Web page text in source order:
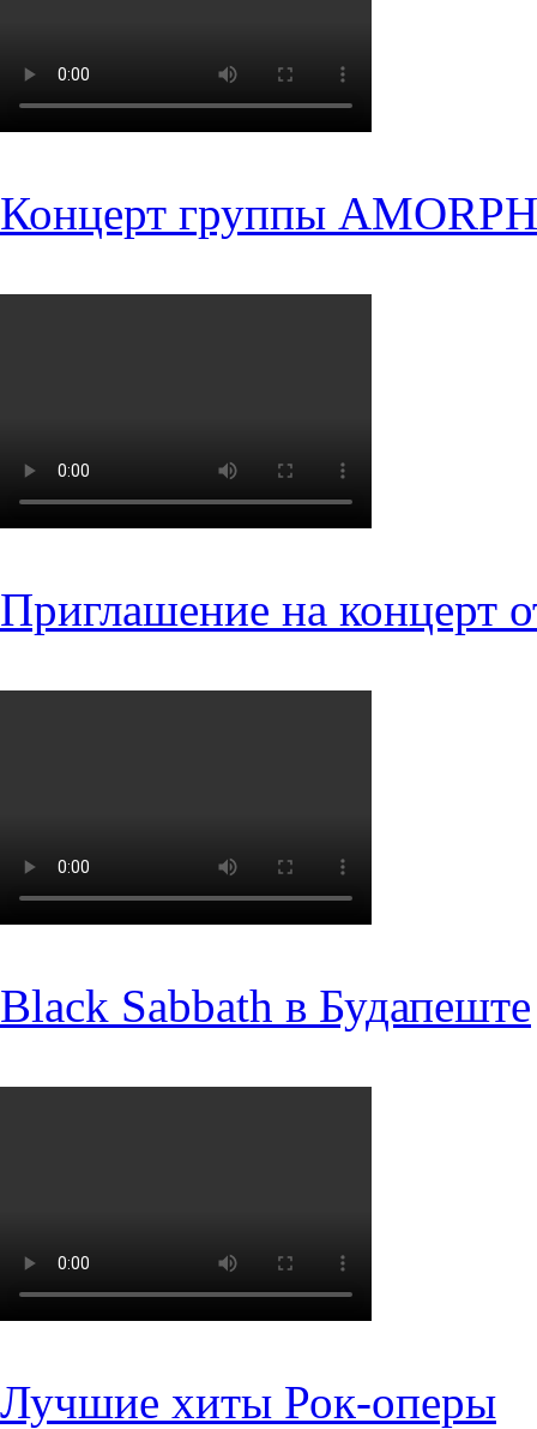
Концерт группы
Приглашение на концерт
Black Sabbath в Будапеште
Лучшие хиты Рок-оперы